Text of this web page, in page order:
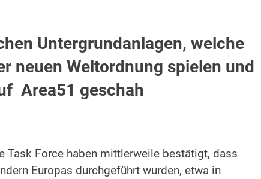
Untergrundanlagen, welche
neuen Weltordnung spielen und
Area51 geschah
Task Force haben mittlerweile bestätigt, dass
Europas durchgeführt wurden, etwa in